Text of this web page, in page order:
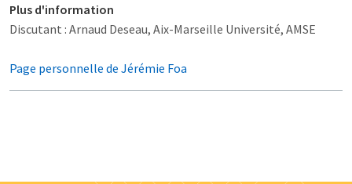
Plus d'information
Discutant : Arnaud Deseau, Aix-Marseille Université, AMSE
Page personnelle de Jérémie Foa